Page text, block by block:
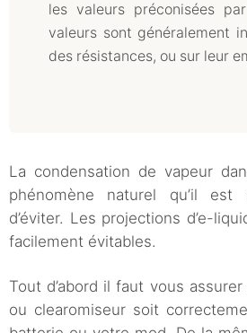
les valeurs préconisées
valeurs sont généralement
des résistances, ou sur leur
La condensation de vapeur
phénomène naturel qu’il est
d’éviter. Les projections d’e-
facilement évitables.
Tout d’abord il faut vous
ou clearomiseur soit